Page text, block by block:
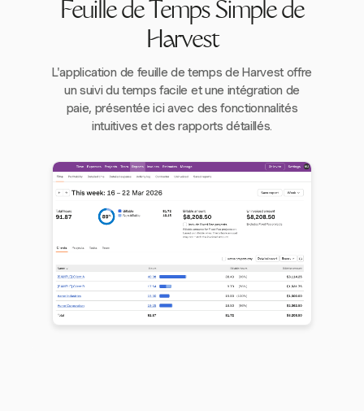
Feuille de Temps Simple de
Harvest
L'application de feuille de temps de Harvest offre
un suivi du temps facile et une intégration de
paie, présentée ici avec des fonctionnalités
intuitives et des rapports détaillés.